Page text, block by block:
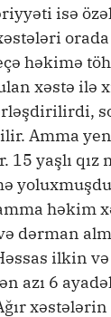
isə
həkimə
xəstə ilə
Amma
yaşlı qız
həkim
dərman
ilkin
azı 6